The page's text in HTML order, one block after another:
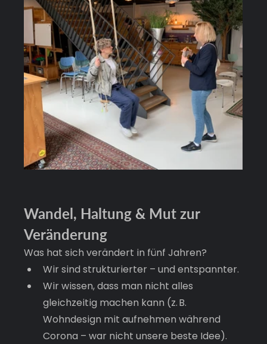
Wandel, Haltung & Mut zur
Veränderung
Was hat sich verändert in fünf Jahren?
Wir sind strukturierter – und entspannter.
Wir wissen, dass man nicht alles
gleichzeitig machen kann (z. B.
Wohndesign mit aufnehmen während
Corona – war nicht unsere beste Idee).